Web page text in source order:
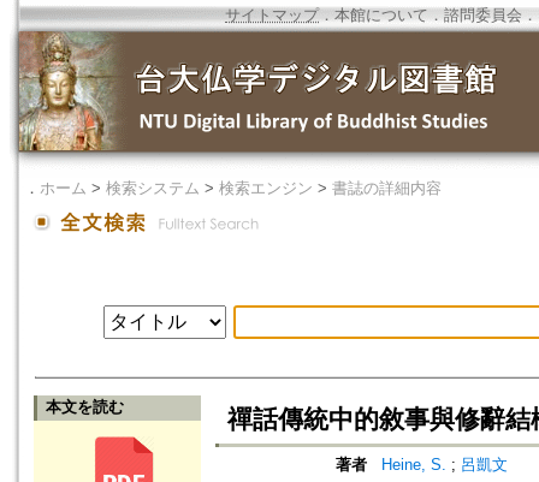
サイトマップ．本館について ． 諮問委員会 ．
． ホーム > 検索システム > 検索エンジン > 書誌の詳細内容
本文を読む 禪話傳統中的敘事與修辭結
著者 Heine, S. ; 呂凱文